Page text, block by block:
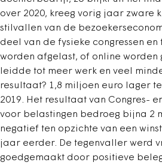
over 2020, kreeg vorig jaar zware
stilvallen van de
deel van de fysieke congressen en
worden afgelast, of online worden
leidde tot meer werk en veel
resultaat? 1,8 miljoen euro lager
2019. Het resultaat van Congres-
voor belastingen bedroeg bijna 2
negatief ten opzichte van een
jaar eerder. De tegenvaller werd
goedgemaakt door positieve